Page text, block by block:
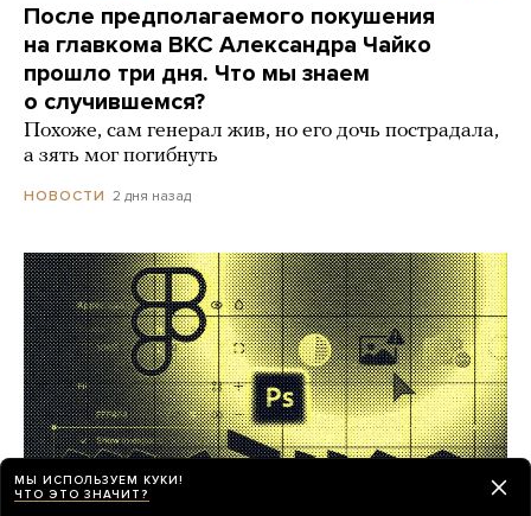
После предполагаемого покушения
на главкома ВКС Александра Чайко
прошло три дня. Что мы знаем
о случившемся?
Похоже, сам генерал жив, но его дочь пострадала,
а зять мог погибнуть
НОВОСТИ 2 дня назад
МЫ ИСПОЛЬЗУЕМ КУКИ!
ЧТО ЭТО ЗНАЧИТ?